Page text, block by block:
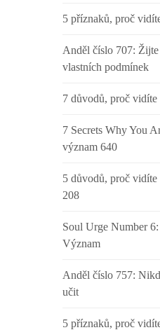
5 příznaků, proč
Anděl číslo 707:
vlastních podmínek
7 důvodů, proč
7 Secrets Why You
význam 640
5 důvodů, proč
208
Soul Urge Number
Význam
Anděl číslo 757:
učit
5 příznaků, proč